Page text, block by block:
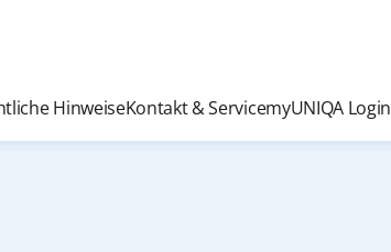
HinweiseKontakt & ServicemyUNIQA Login